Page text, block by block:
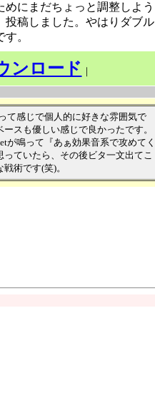
めにまだちょっと調整しよう
投稿しました。やはりダブル
。
ンロード ｜
て感じで個人的に好きな雰囲気で
スも優しい感じで良かったです。
が鳴って『あぁ効果音系で攻めてく
っていたら、その後ビタ一文出てこ
術です(笑)。